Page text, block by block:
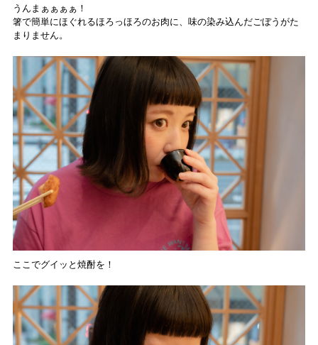
うんまぁぁぁぁ！
箸で簡単にほぐれるほろっほろのお肉に、味の染み込んだごぼうがた
まりません。
ここでグイッと焼酎を！